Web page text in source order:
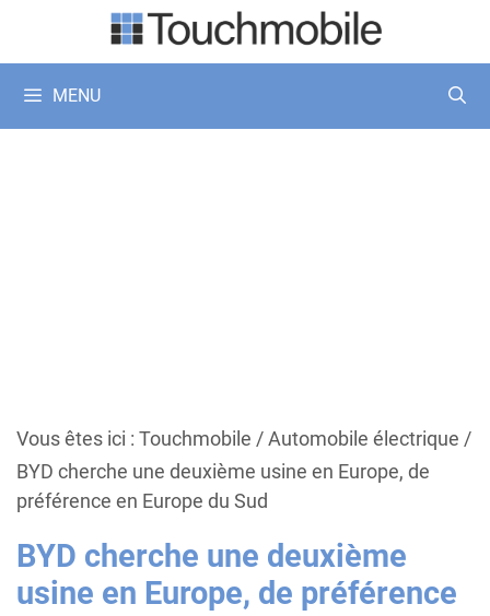
MENU
Vous êtes ici : Touchmobile /Automobile électrique /
BYD cherche une deuxième usine en Europe, de
préférence en Europe du Sud
BYD cherche une deuxième
usine en Europe, de préférence